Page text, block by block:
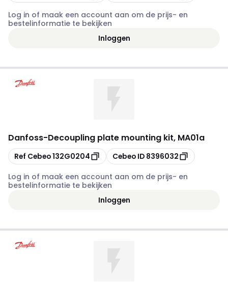
Log in of maak een account aan om de prijs- en
bestelinformatie te bekijken
Inloggen
Danfoss-Decoupling plate mounting kit, MA01a
Kopiëren
Ref Cebeo132G0204 Kopiëren
Cebeo ID 8396032
Log in of maak een account aan om de prijs- en
bestelinformatie te bekijken
Inloggen